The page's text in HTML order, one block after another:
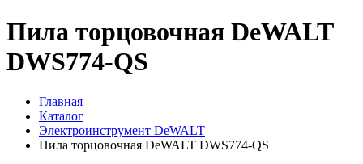
Пила торцовочная DeWALT
DWS774-QS
Главная
Каталог
Электроинструмент DeWALT
Пила торцовочная DeWALT DWS774-QS